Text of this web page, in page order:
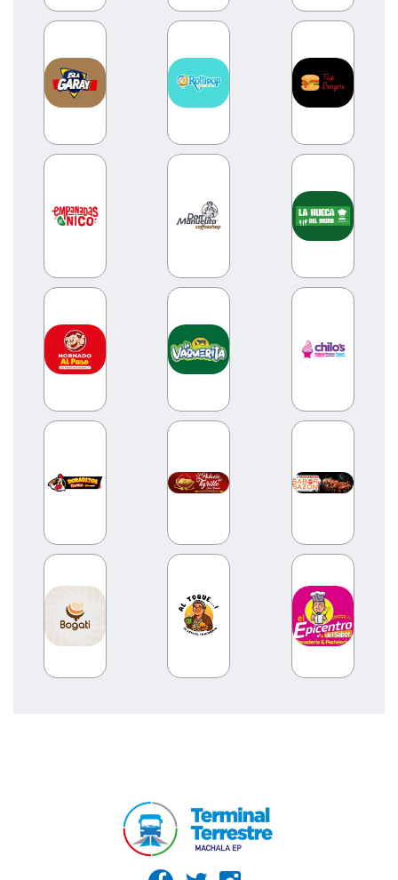
KFC
KFC POSTRES
LA CASA DEL TIGRILLO
LA HUECA DEL MORO
MC DONALDS POSTRES
OCEAN'S
PATITO
PINGÜINO
PIZZA HOUSE
ROLLIPOP
SALSA BRAVA
SANDWICH A LA MANO